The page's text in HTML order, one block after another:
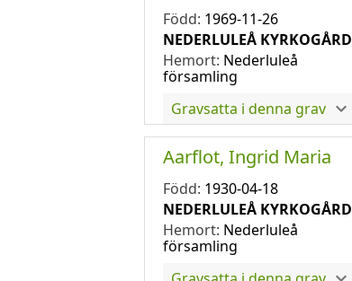
Född: 1969-11-26
NEDERLULEÅ KYRKOGÅRD
Hemort: Nederluleå
församling
Gravsatta i denna grav
Aarflot, Ingrid Maria
Född: 1930-04-18
NEDERLULEÅ KYRKOGÅRD
Hemort: Nederluleå
församling